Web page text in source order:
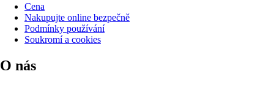
Cena
Nakupujte online bezpečně
Podmínky používání
Soukromí a cookies
O nás